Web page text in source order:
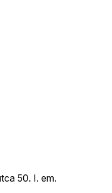
50. I. em.